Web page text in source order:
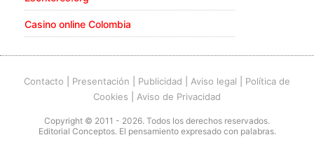
Casino online Colombia
Contacto Presentación Publicidad Aviso legal
Política de
Cookies
Aviso de Privacidad
Copyright © 2011 - 2026. Todos los derechos reservados.
Editorial Conceptos. El pensamiento expresado con palabras.